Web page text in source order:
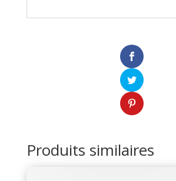
Produits similaires